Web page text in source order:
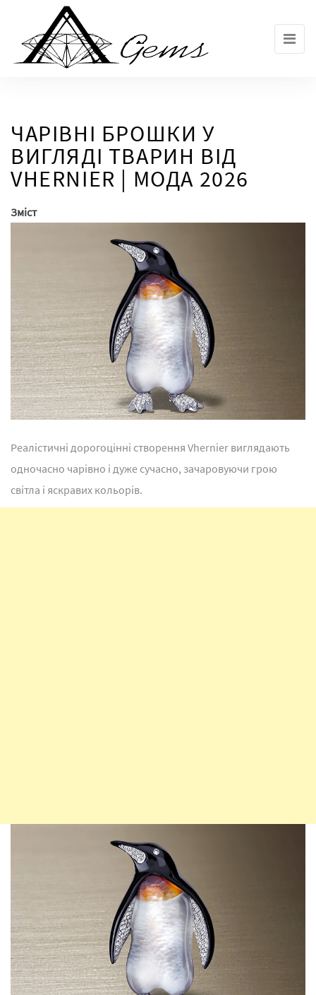
ЧАРІВНІ БРОШКИ У
ВИГЛЯДІ ТВАРИН ВІД
VHERNIER | МОДА 2026
Зміст
Реалістичні дорогоцінні створення Vhernier виглядають
одночасно чарівно і дуже сучасно, зачаровуючи грою
світла і яскравих кольорів.